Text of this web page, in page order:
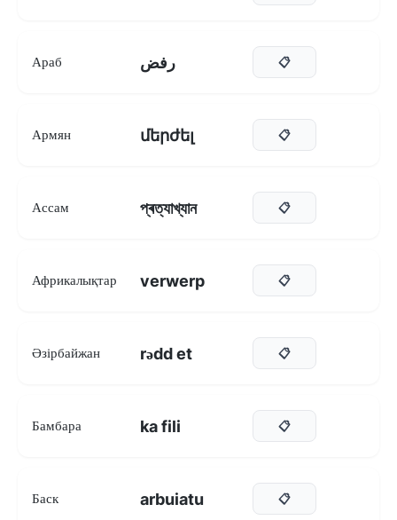
Араб رفض 📋
Армян մերժել 📋
Ассам প্ৰত্যাখ্যান 📋
Африкалықтар verwerp 📋
Әзірбайжан rədd et 📋
Бамбара ka fili 📋
Баск arbuiatu 📋